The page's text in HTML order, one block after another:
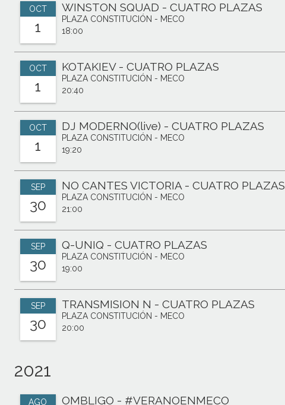
OCT
1
WINSTON SQUAD - CUATRO PLAZAS
PLAZA CONSTITUCIÓN - MECO
18:00
OCT
1
KOTAKIEV - CUATRO PLAZAS
PLAZA CONSTITUCIÓN - MECO
20:40
OCT
1
DJ MODERNO(live) - CUATRO PLAZAS
PLAZA CONSTITUCIÓN - MECO
19:20
SEP
30
NO CANTES VICTORIA - CUATRO PLAZAS
PLAZA CONSTITUCIÓN - MECO
21:00
SEP
30
Q-UNIQ - CUATRO PLAZAS
PLAZA CONSTITUCIÓN - MECO
19:00
SEP
30
TRANSMISION N - CUATRO PLAZAS
PLAZA CONSTITUCIÓN - MECO
20:00
2021
AGO OMBLIGO - #VERANOENMECO